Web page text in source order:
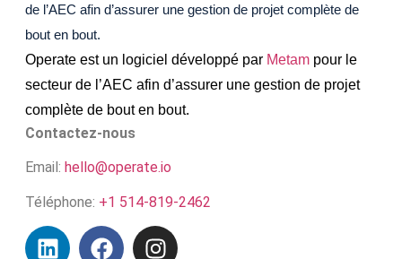
de l’AEC afin d’assurer une gestion de projet complète de
bout en bout.
Operate est un logiciel développé par Metam pour le
secteur de l’AEC afin d’assurer une gestion de projet
complète de bout en bout.
Contactez-nous
Email: hello@operate.io
Téléphone: +1 514-819-2462